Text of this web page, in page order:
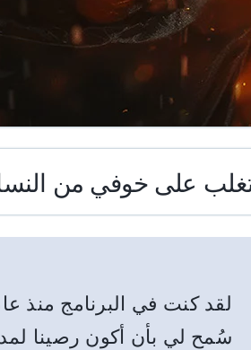
على خوفي من